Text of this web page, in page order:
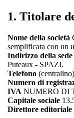
1. Titolare
Nome della società
semplificata con un
Indirizzo della sede
Puteaux - SPAZI.
Telefono
Numero di
IVA NUMERO DI
Capitale sociale
Direttore editoriale